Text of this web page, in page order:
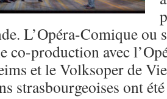
L’Opéra-Comique ou
co-production avec
et le Volksoper de
strasbourgeoises ont